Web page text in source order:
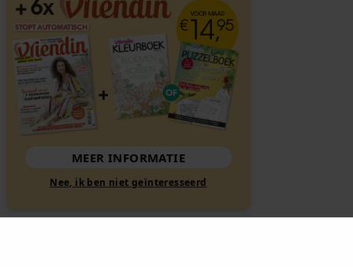
MEER INFORMATIE
Nee, ik ben niet geïnteresseerd